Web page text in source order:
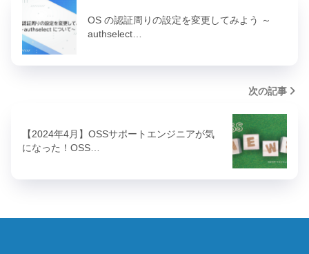
OS の認証周りの設定を変更してみよう ～
authselect…
次の記事
【2024年4月】OSSサポートエンジニアが気
になった！OSS…